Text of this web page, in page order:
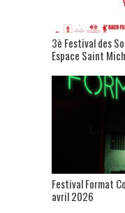
3è Festival des
Espace Saint
Festival Format
avril 2026